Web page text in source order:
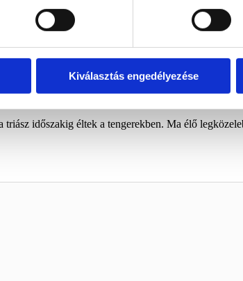
Kiválasztás engedélyezése
időszakig éltek a tengerekben. Ma élő